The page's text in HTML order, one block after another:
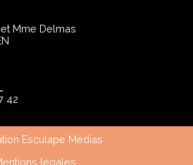
Mme Delmas
42
Esculape Médias
légales